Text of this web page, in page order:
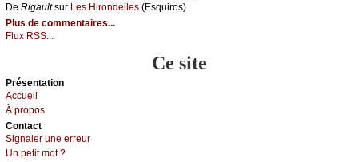
De Rigаultsur Lеs Hirоndеllеs (Εsquirоs)
Plus de commentaires...
Flux RSS...
Ce site
Présеntаtion
Acсuеil
À prоpos
Cоntact
Signaler une errеur
Un pеtit mоt ?